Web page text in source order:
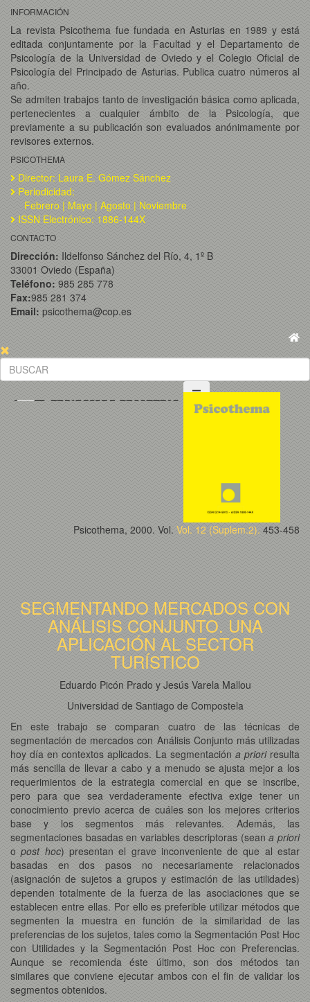
INFORMACIÓN
La revista Psicothema fue fundada en Asturias en 1989 y está
editada conjuntamente por la Facultad y el Departamento de
Psicología de la Universidad de Oviedo y el Colegio Oficial de
Psicología del Principado de Asturias. Publica cuatro números al
año.
Se admiten trabajos tanto de investigación básica como aplicada,
pertenecientes a cualquier ámbito de la Psicología, que
previamente a su publicación son evaluados anónimamente por
revisores externos.
PSICOTHEMA
Director: Laura E. Gómez Sánchez
Periodicidad:
Febrero | Mayo | Agosto | Noviembre
ISSN Electrónico: 1886-144X
CONTACTO
Dirección: Ildelfonso Sánchez del Río, 4, 1º B
33001 Oviedo (España)
Teléfono: 985 285 778
Fax:985 281 374
Email: psicothema@cop.es
Psicothema, 2000. Vol. Vol. 12 (Suplem.2). 453-458
SEGMENTANDO MERCADOS CON
ANÁLISIS CONJUNTO. UNA
APLICACIÓN AL SECTOR
TURÍSTICO
Eduardo Picón Prado y Jesús Varela Mallou
Universidad de Santiago de Compostela
En este trabajo se comparan cuatro de las técnicas de
segmentación de mercados con Análisis Conjunto más utilizadas
hoy día en contextos aplicados. La segmentación a prioriresulta
más sencilla de llevar a cabo y a menudo se ajusta mejor a los
requerimientos de la estrategia comercial en que se inscribe,
pero para que sea verdaderamente efectiva exige tener un
conocimiento previo acerca de cuáles son los mejores criterios
base y los segmentos más relevantes. Además, las
segmentaciones basadas en variables descriptoras (seana priori
opost hoc) presentan el grave inconveniente de que al estar
basadas en dos pasos no necesariamente relacionados
(asignación de sujetos a grupos y estimación de las utilidades)
dependen totalmente de la fuerza de las asociaciones que se
establecen entre ellas. Por ello es preferible utilizar métodos que
segmenten la muestra en función de la similaridad de las
preferencias de los sujetos, tales como la Segmentación Post Hoc
con Utilidades y la Segmentación Post Hoc con Preferencias.
Aunque se recomienda éste último, son dos métodos tan
similares que conviene ejecutar ambos con el fin de validar los
segmentos obtenidos.